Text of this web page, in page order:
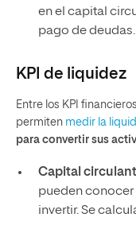
en el capital
pago de deudas.
KPI de liquidez
Entre los KPI
permiten medir la
para convertir sus
Capital
pueden
invertir. Se